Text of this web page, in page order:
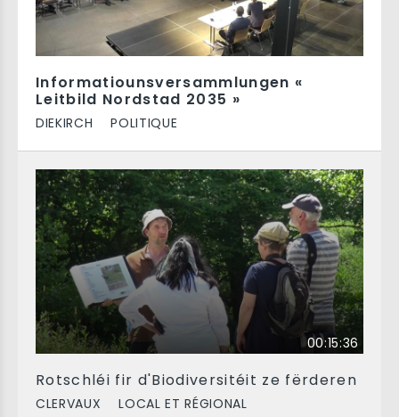
Informatiounsversammlungen «
Leitbild Nordstad 2035 »
DIEKIRCH POLITIQUE
00:15:36
Rotschléi fir d'Biodiversitéit ze fërderen
CLERVAUX LOCAL ET RÉGIONAL